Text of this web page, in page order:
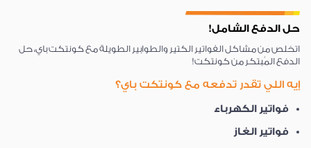
حل الدفع الشامل!
اتخلص من مشاكل الفواتير الكتير والطوابير الطويلة مع كونتكت باي، حل
الدفع المُبتكر من كونتكت!
إيه اللي تقدر تدفعه مع كونتكت باي؟
فواتير الكهرباء
فواتير الغاز